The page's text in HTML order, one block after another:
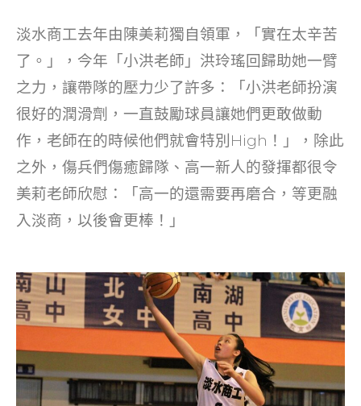
淡水商工去年由陳美莉獨自領軍，「實在太辛苦
了。」，今年「小洪老師」洪玲瑤回歸助她一臂
之力，讓帶隊的壓力少了許多：「小洪老師扮演
很好的潤滑劑，一直鼓勵球員讓她們更敢做動
作，老師在的時候他們就會特別High！」，除此
之外，傷兵們傷癒歸隊、高一新人的發揮都很令
美莉老師欣慰：「高一的還需要再磨合，等更融
入淡商，以後會更棒！」